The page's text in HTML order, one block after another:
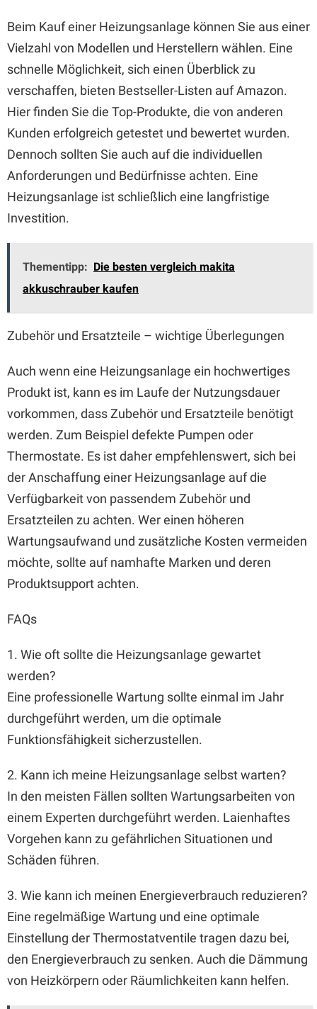
Beim Kauf einer Heizungsanlage können Sie aus einer
Vielzahl von Modellen und Herstellern wählen. Eine
schnelle Möglichkeit, sich einen Überblick zu
verschaffen, bieten Bestseller-Listen auf Amazon.
Hier finden Sie die Top-Produkte, die von anderen
Kunden erfolgreich getestet und bewertet wurden.
Dennoch sollten Sie auch auf die individuellen
Anforderungen und Bedürfnisse achten. Eine
Heizungsanlage ist schließlich eine langfristige
Investition.
Thementipp: Die besten vergleich makita
akkuschrauber kaufen
Zubehör und Ersatzteile – wichtige Überlegungen
Auch wenn eine Heizungsanlage ein hochwertiges
Produkt ist, kann es im Laufe der Nutzungsdauer
vorkommen, dass Zubehör und Ersatzteile benötigt
werden. Zum Beispiel defekte Pumpen oder
Thermostate. Es ist daher empfehlenswert, sich bei
der Anschaffung einer Heizungsanlage auf die
Verfügbarkeit von passendem Zubehör und
Ersatzteilen zu achten. Wer einen höheren
Wartungsaufwand und zusätzliche Kosten vermeiden
möchte, sollte auf namhafte Marken und deren
Produktsupport achten.
FAQs
1. Wie oft sollte die Heizungsanlage gewartet
werden?
Eine professionelle Wartung sollte einmal im Jahr
durchgeführt werden, um die optimale
Funktionsfähigkeit sicherzustellen.
2. Kann ich meine Heizungsanlage selbst warten?
In den meisten Fällen sollten Wartungsarbeiten von
einem Experten durchgeführt werden. Laienhaftes
Vorgehen kann zu gefährlichen Situationen und
Schäden führen.
3. Wie kann ich meinen Energieverbrauch reduzieren?
Eine regelmäßige Wartung und eine optimale
Einstellung der Thermostatventile tragen dazu bei,
den Energieverbrauch zu senken. Auch die Dämmung
von Heizkörpern oder Räumlichkeiten kann helfen.